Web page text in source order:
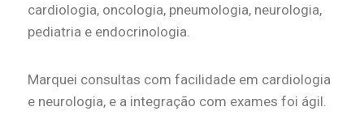
cardiologia, oncologia, pneumologia, neurologia,
pediatria e endocrinologia.
Marquei consultas com facilidade em cardiologia
e neurologia, e a integração com exames foi ágil.